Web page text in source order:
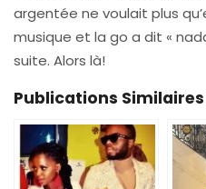
argentée ne voulait plus
musique et la go a dit «
suite. Alors là!
Publications Similaires